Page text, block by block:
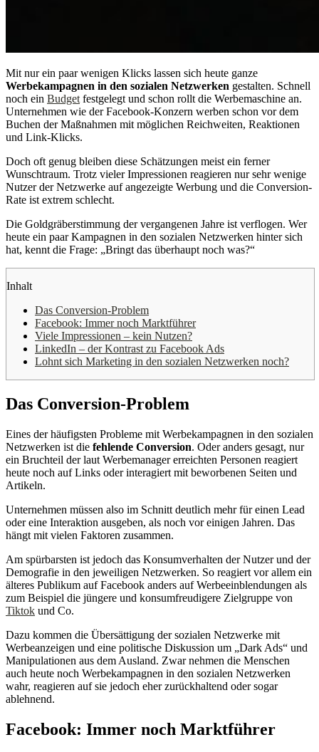
Mit nur ein paar wenigen Klicks lassen sich heute ganze
Werbekampagnen in den sozialen Netzwerken gestalten. Schnell
noch ein Budget festgelegt und schon rollt die Werbemaschine an.
Unternehmen wie der Facebook-Konzern werben schon vor dem
Buchen der Maßnahmen mit möglichen Reichweiten, Reaktionen
und Link-Klicks.
Doch oft genug bleiben diese Schätzungen meist ein ferner
Wunschtraum. Trotz vieler Impressionen reagieren nur sehr wenige
Nutzer der Netzwerke auf angezeigte Werbung und die Conversion-
Rate ist extrem schlecht.
Die Goldgräberstimmung der vergangenen Jahre ist verflogen. Wer
heute ein paar Kampagnen in den sozialen Netzwerken hinter sich
hat, kennt die Frage: „Bringt das überhaupt noch was?“
Inhalt
Das Conversion-Problem
Facebook: Immer noch Marktführer
Viele Impressionen – kein Nutzen?
LinkedIn – der Kontrast zu Facebook Ads
Lohnt sich Marketing in den sozialen Netzwerken noch?
Das Conversion-Problem
Eines der häufigsten Probleme mit Werbekampagnen in den sozialen
Netzwerken ist die fehlende Conversion. Oder anders gesagt, nur
ein Bruchteil der laut Werbemanager erreichten Personen reagiert
heute noch auf Links oder interagiert mit beworbenen Seiten und
Artikeln.
Unternehmen müssen also im Schnitt deutlich mehr für einen Lead
oder eine Interaktion ausgeben, als noch vor einigen Jahren. Das
hängt mit vielen Faktoren zusammen.
Am spürbarsten ist jedoch das Konsumverhalten der Nutzer und der
Demografie in den jeweiligen Netzwerken. So reagiert vor allem ein
älteres Publikum auf Facebook anders auf Werbeeinblendungen als
zum Beispiel die jüngere und konsumfreudigere Zielgruppe von
Tiktok und Co.
Dazu kommen die Übersättigung der sozialen Netzwerke mit
Werbeanzeigen und eine politische Diskussion um „Dark Ads“ und
Manipulationen aus dem Ausland. Zwar nehmen die Menschen
auch heute noch Werbekampagnen in den sozialen Netzwerken
wahr, reagieren auf sie jedoch eher zurückhaltend oder sogar
ablehnend.
Facebook: Immer noch Marktführer